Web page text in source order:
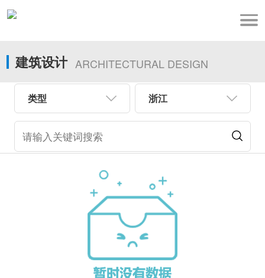
建筑设计 ARCHITECTURAL DESIGN
类型 浙江